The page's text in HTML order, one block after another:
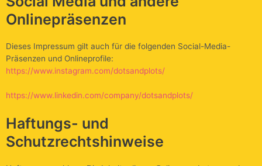
Onlinepräsenzen
Dieses Impressum gilt auch für die folgenden Social-Media-
Präsenzen und Onlineprofile:
https://www.instagram.com/dotsandplots/
https://www.linkedin.com/company/dotsandplots/
Haftungs- und
Schutzrechtshinweise